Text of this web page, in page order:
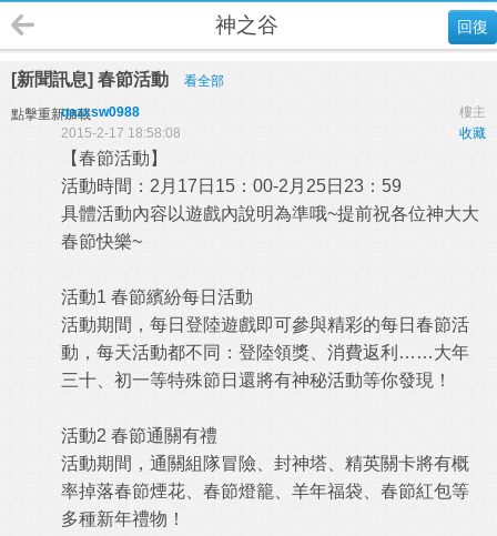
回復
神之谷
[新聞訊息] 春節活動 看全部
點擊重新加載 樓主
qazxsw0988
收藏
2015-2-17 18:58:08
【春節活動】
活動時間：2月17日15：00-2月25日23：59
具體活動內容以遊戲內說明為準哦~提前祝各位神大大
春節快樂~
活動1 春節繽紛每日活動
活動期間，每日登陸遊戲即可參與精彩的每日春節活
動，每天活動都不同：登陸領獎、消費返利……大年
三十、初一等特殊節日還將有神秘活動等你發現！
活動2 春節通關有禮
活動期間，通關組隊冒險、封神塔、精英關卡將有概
率掉落春節煙花、春節燈籠、羊年福袋、春節紅包等
多種新年禮物！